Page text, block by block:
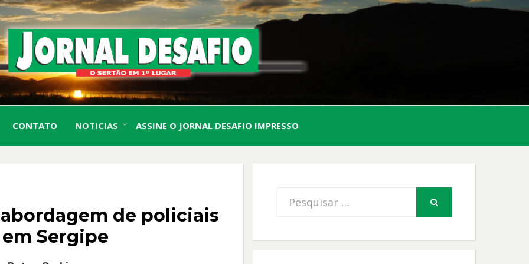
JORNAL
DESAFIO
O Sertão em 1º Lugar
CONTATO NOTICIAS ASSINE O JORNAL DESAFIO IMPRESSO
de policiais
Sergipe
Procurar